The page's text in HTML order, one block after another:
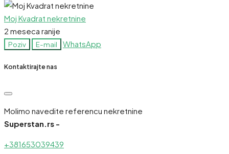
Moj Kvadrat nekretnine
2 meseca ranije
Poziv E-mail WhatsApp
Kontaktirajte nas
Molimo navedite referencu nekretnine
Superstan.rs -
+381653039439